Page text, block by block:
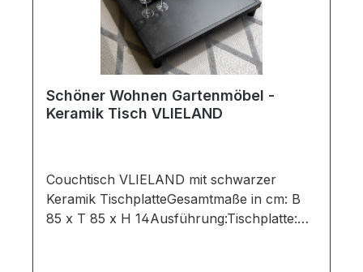
Schöner Wohnen Gartenmöbel -
Keramik Tisch VLIELAND
Couchtisch VLIELAND mit schwarzer
Keramik TischplatteGesamtmaße in cm: B
85 x T 85 x H 14Ausführung:Tischplatte: